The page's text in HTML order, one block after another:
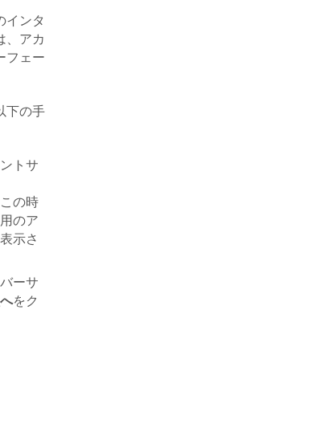
インタ
、アカ
フェー
下の手
トサ
の時
のア
示さ
ーサ
をク